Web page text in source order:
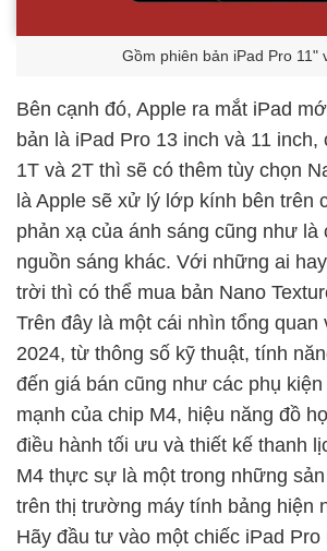
Gồm phiên bản iPad Pro 11"
Bên cạnh đó, Apple ra mắt iPad
bản là iPad Pro 13 inch và 11 inch,
1T và 2T thì sẽ có thêm tùy chọn
là Apple sẽ xử lý lớp kính bên trên
phản xạ của ánh sáng cũng như là
nguồn sáng khác. Với những ai
trời thì có thể mua bản Nano
Trên đây là một cái nhìn tổng quan
2024, từ thông số kỹ thuật, tính
đến giá bán cũng như các phụ
mạnh của chip M4, hiệu năng đồ
điều hành tối ưu và thiết kế thanh
M4 thực sự là một trong những
trên thị trường máy tính bảng hiện
Hãy đầu tư vào một chiếc iPad Pro